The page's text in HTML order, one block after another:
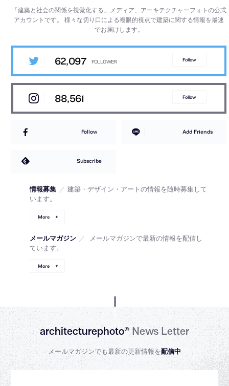
「建築と社会の関係を視覚化する」メディア、アーキテクチャーフォトの公式
アカウントです。様々な切り口による複眼的視点で建築に関する情報を最速
でお届けします。
62,097 Follow
88,561 Follow
Follow Add Friends
Subscribe
情報募集 ／ 建築・デザイン・アートの情報を随時募集して
います。
More
メールマガジン ／
メールマガジンで最新の情報を配信し
ています。
More
architecturephoto®News Letter
メールマガジンでも最新の更新情報を配信中